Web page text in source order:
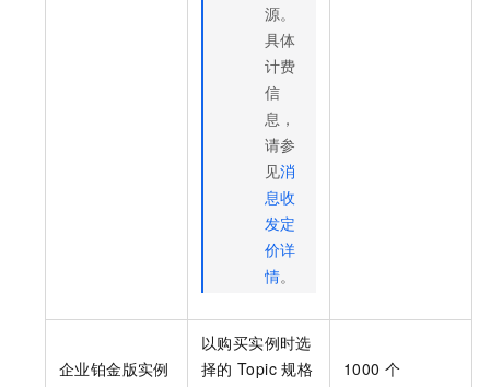
源。
具体
计费
信
息，
请参
见消
息收
发定
价详
情。
企业铂金版实例
以购买实例时选
择的 Topic 规格
1000 个